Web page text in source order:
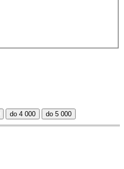
do 4 000 do 5 000